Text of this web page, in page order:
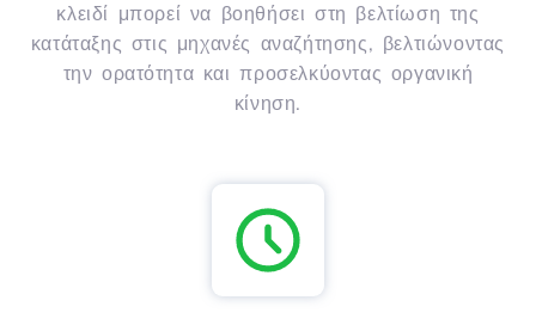
κλειδί μπορεί να βοηθήσει στη βελτίωση της
κατάταξης στις μηχανές αναζήτησης, βελτιώνοντας
την ορατότητα και προσελκύοντας οργανική
κίνηση.